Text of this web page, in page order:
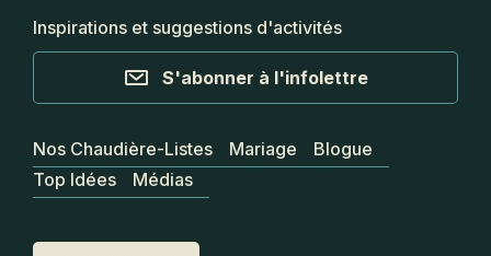
Inspirations et suggestions d'activités
S'abonner à l'infolettre
Nos Chaudière-Listes Mariage
Blogue
Top Idées
Médias